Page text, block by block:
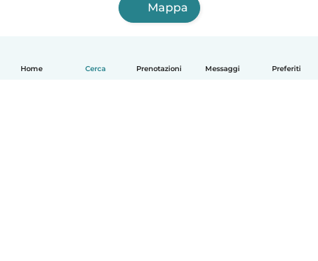
Home Cerca Prenotazioni Messaggi Preferiti
Mappa